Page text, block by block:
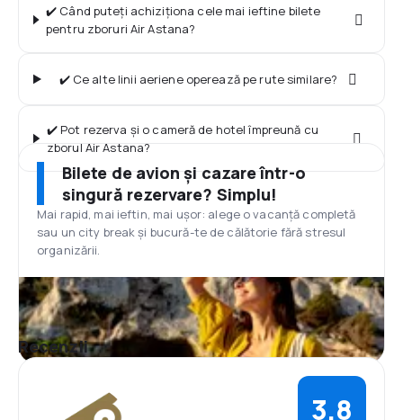
✔️ Când puteți achiziționa cele mai ieftine bilete
pentru zboruri Air Astana?
✔️ Ce alte linii aeriene operează pe rute similare?
✔️ Pot rezerva și o cameră de hotel împreună cu
zborul Air Astana?
Bilete de avion și cazare într-o
singură rezervare? Simplu!
Mai rapid, mai ieftin, mai ușor: alege o vacanță completă
sau un city break și bucură-te de călătorie fără stresul
organizării.
Recenzii
3,8